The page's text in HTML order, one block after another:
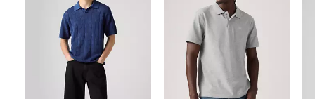
évaluations